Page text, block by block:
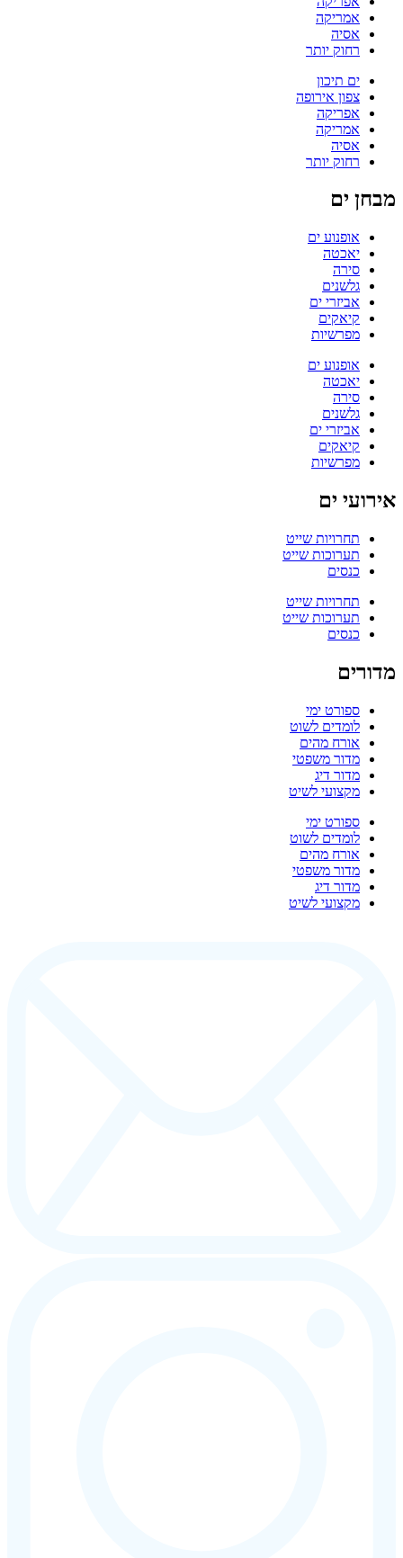
אמריקה
אסיה
רחוק יותר
ים תיכון
צפון אירופה
אפריקה
אמריקה
אסיה
רחוק יותר
מבחן ים
אופנוע ים
יאכטה
סירה
גלשנים
אביזרי ים
קיאקים
מפרשיות
אופנוע ים
יאכטה
סירה
גלשנים
אביזרי ים
קיאקים
מפרשיות
אירועי ים
תחרויות שייט
תערוכות שייט
כנסים
תחרויות שייט
תערוכות שייט
כנסים
מדורים
ספורט ימי
לומדים לשוט
אורח מהים
מדור משפטי
מדור דיג
מקצועי לשיט
ספורט ימי
לומדים לשוט
אורח מהים
מדור משפטי
מדור דיג
מקצועי לשיט